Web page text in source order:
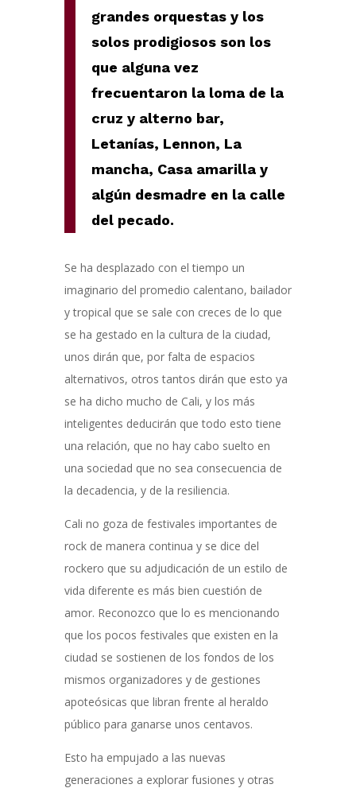
grandes orquestas y los
solos prodigiosos son los
que alguna vez
frecuentaron la loma de la
cruz y alterno bar,
Letanías, Lennon, La
mancha, Casa amarilla y
algún desmadre en la calle
del pecado.
Se ha desplazado con el tiempo un
imaginario del promedio calentano, bailador
y tropical que se sale con creces de lo que
se ha gestado en la cultura de la ciudad,
unos dirán que, por falta de espacios
alternativos, otros tantos dirán que esto ya
se ha dicho mucho de Cali, y los más
inteligentes deducirán que todo esto tiene
una relación, que no hay cabo suelto en
una sociedad que no sea consecuencia de
la decadencia, y de la resiliencia.
Cali no goza de festivales importantes de
rock de manera continua y se dice del
rockero que su adjudicación de un estilo de
vida diferente es más bien cuestión de
amor. Reconozco que lo es mencionando
que los pocos festivales que existen en la
ciudad se sostienen de los fondos de los
mismos organizadores y de gestiones
apoteósicas que libran frente al heraldo
público para ganarse unos centavos.
Esto ha empujado a las nuevas
generaciones a explorar fusiones y otras